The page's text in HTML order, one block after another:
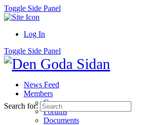
Toggle Side Panel
Log In
Toggle Side Panel
News Feed
Members
Groups
Forums
Documents
Search for: